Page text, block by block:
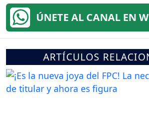
ÚNETE AL CANAL EN
ARTÍCULOS